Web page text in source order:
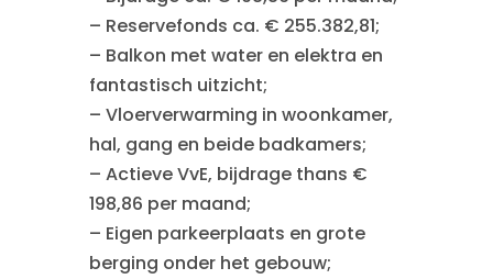
– Reservefonds ca. € 255.382,81;
– Balkon met water en elektra en
fantastisch uitzicht;
– Vloerverwarming in woonkamer,
hal, gang en beide badkamers;
– Actieve VvE, bijdrage thans €
198,86 per maand;
– Eigen parkeerplaats en grote
berging onder het gebouw;